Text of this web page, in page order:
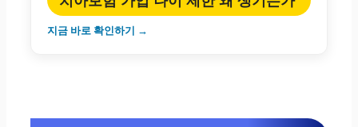
지금 바로 확인하기 →